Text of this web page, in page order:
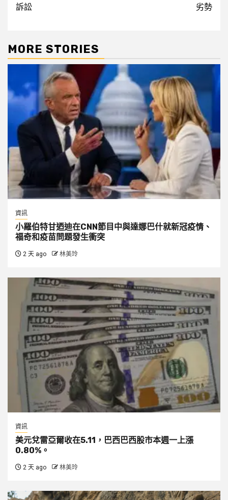
訴訟
劣勢
MORE STORIES
資訊
小羅伯特甘迺迪在CNN節目中與達娜巴什就新冠疫情、
福奇和疫苗問題發生衝突
2 天 ago 林美玲
資訊
美元兌雷亞爾收在5.11，巴西巴西股市本週一上漲
0.80%。
2 天 ago 林美玲